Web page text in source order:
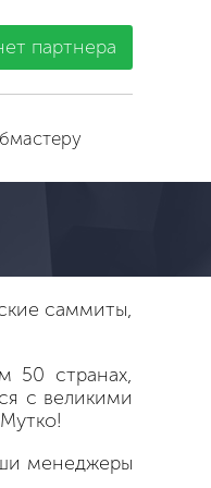
партнера
саммиты,
50 странах,
с великими
менеджеры